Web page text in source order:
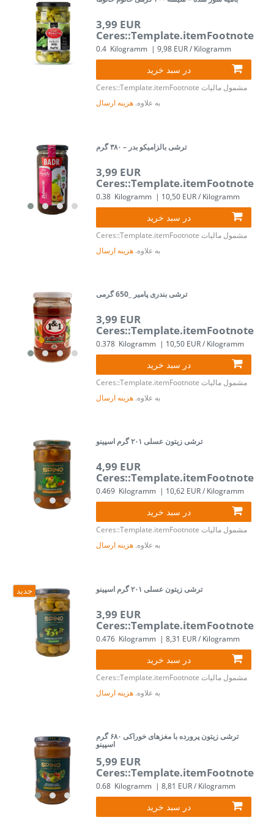
3,99 EUR
Ceres::Template.itemFootnote
0.4 Kilogramm | 9,98 EUR / Kilogramm
در سبد خرید
Ceres::Template.itemFootnote مشمول مالیات
به علاوه. هزینه ارسال
ترشی بالزامیکو بدر – ۳۸۰ گرم
3,99 EUR
Ceres::Template.itemFootnote
0.38 Kilogramm | 10,50 EUR / Kilogramm
در سبد خرید
Ceres::Template.itemFootnote مشمول مالیات
به علاوه. هزینه ارسال
ترشی بندری پامیر _650 گرمی
3,99 EUR
Ceres::Template.itemFootnote
0.378 Kilogramm | 10,50 EUR / Kilogramm
در سبد خرید
Ceres::Template.itemFootnote مشمول مالیات
به علاوه. هزینه ارسال
ترشی زیتون عسلی ۲۰۱ گرم اسپینو
4,99 EUR
Ceres::Template.itemFootnote
0.469 Kilogramm | 10,62 EUR / Kilogramm
در سبد خرید
Ceres::Template.itemFootnote مشمول مالیات
به علاوه. هزینه ارسال
جدید ترشی زیتون عسلی ۲۰۱ گرم اسپینو
3,99 EUR
Ceres::Template.itemFootnote
0.476 Kilogramm | 8,31 EUR / Kilogramm
در سبد خرید
Ceres::Template.itemFootnote مشمول مالیات
به علاوه. هزینه ارسال
ترشی زیتون پرورده با مغزهای خوراکی ۶۸۰ گرم
اسپینو
5,99 EUR
Ceres::Template.itemFootnote
0.68 Kilogramm | 8,81 EUR / Kilogramm
در سبد خرید